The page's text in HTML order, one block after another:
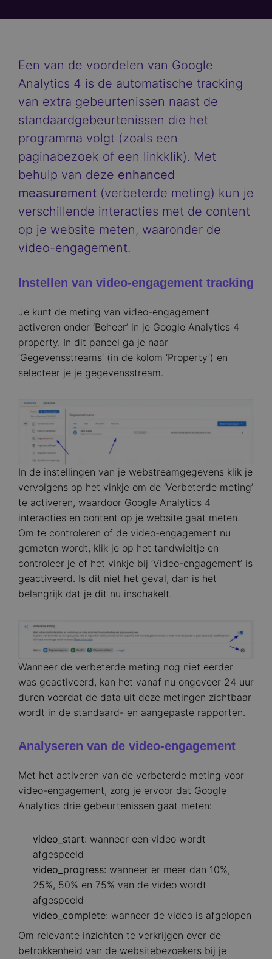
Een van de voordelen van Google
Analytics 4 is de automatische tracking
van extra gebeurtenissen naast de
standaardgebeurtenissen die het
programma volgt (zoals een
paginabezoek of een linkklik). Met
behulp van deze enhanced
measurement (verbeterde meting) kun je
verschillende interacties met de content
op je website meten, waaronder de
video-engagement.
Instellen van video-engagement tracking
Je kunt de meting van video-engagement
activeren onder ‘Beheer’ in je Google Analytics 4
property. In dit paneel ga je naar
‘Gegevensstreams’ (in de kolom ‘Property’) en
selecteer je je gegevensstream.
Image
In de instellingen van je webstreamgegevens klik je
vervolgens op het vinkje om de ‘Verbeterde meting’
te activeren, waardoor Google Analytics 4
interacties en content op je website gaat meten.
Om te controleren of de video-engagement nu
gemeten wordt, klik je op het tandwieltje en
controleer je of het vinkje bij ‘Video-engagement’ is
geactiveerd. Is dit niet het geval, dan is het
belangrijk dat je dit nu inschakelt.
Image
Wanneer de verbeterde meting nog niet eerder
was geactiveerd, kan het vanaf nu ongeveer 24 uur
duren voordat de data uit deze metingen zichtbaar
wordt in de standaard- en aangepaste rapporten.
Analyseren van de video-engagement
Met het activeren van de verbeterde meting voor
video-engagement, zorg je ervoor dat Google
Analytics drie gebeurtenissen gaat meten:
video_start: wanneer een video wordt
afgespeeld
video_progress: wanneer er meer dan 10%,
25%, 50% en 75% van de video wordt
afgespeeld
video_complete: wanneer de video is afgelopen
Om relevante inzichten te verkrijgen over de
betrokkenheid van de websitebezoekers bij je